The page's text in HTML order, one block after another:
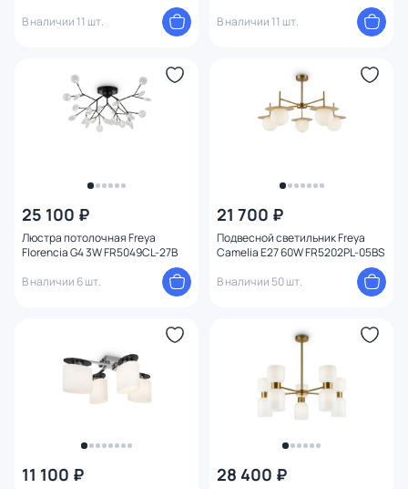
В наличии 11 шт. В наличии 11 шт.
25 100 ₽
Люстра потолочная Freya
Florencia G4 3W FR5049CL-27B
В наличии 6 шт.
21 700 ₽
Подвесной светильник Freya
Camelia E27 60W FR5202PL-05BS
В наличии 50 шт.
11 100 ₽ 28 400 ₽